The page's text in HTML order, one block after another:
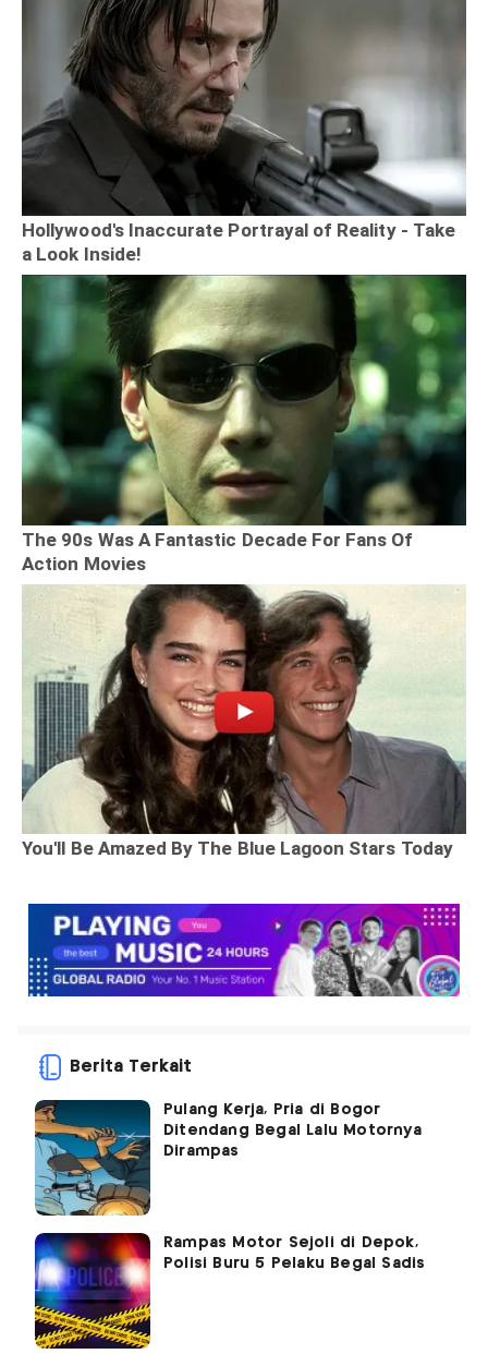
Berita Terkait
Pulang Kerja, Pria di Bogor
Ditendang Begal Lalu Motornya
Dirampas
Rampas Motor Sejoli di Depok,
Polisi Buru 5 Pelaku Begal Sadis